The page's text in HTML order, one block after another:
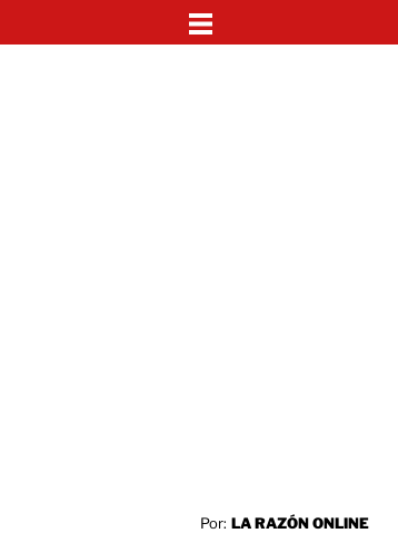
Por: LA RAZÓN ONLINE